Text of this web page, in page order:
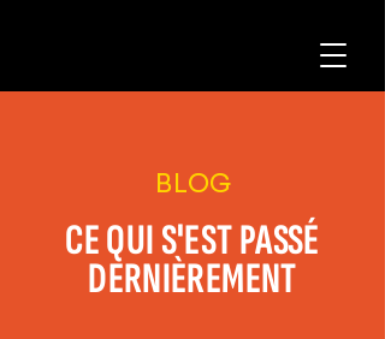
BLOG
CE QUI S'EST PASSÉ
DERNIÈREMENT